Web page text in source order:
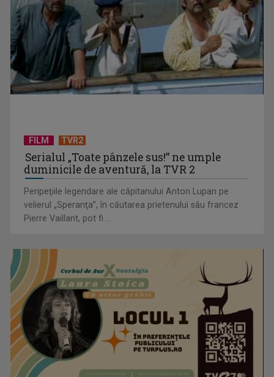
TVR lansează un apel pentru proiecte de emisiuni
la TVR 1
FILM TVR2
Serialul „Toate pânzele sus!” ne umple
duminicile de aventură, la TVR 2
Peripeţiile legendare ale căpitanului Anton Lupan pe
velierul „Speranţa”, în căutarea prietenului său francez
Pierre Vaillant, pot fi ...